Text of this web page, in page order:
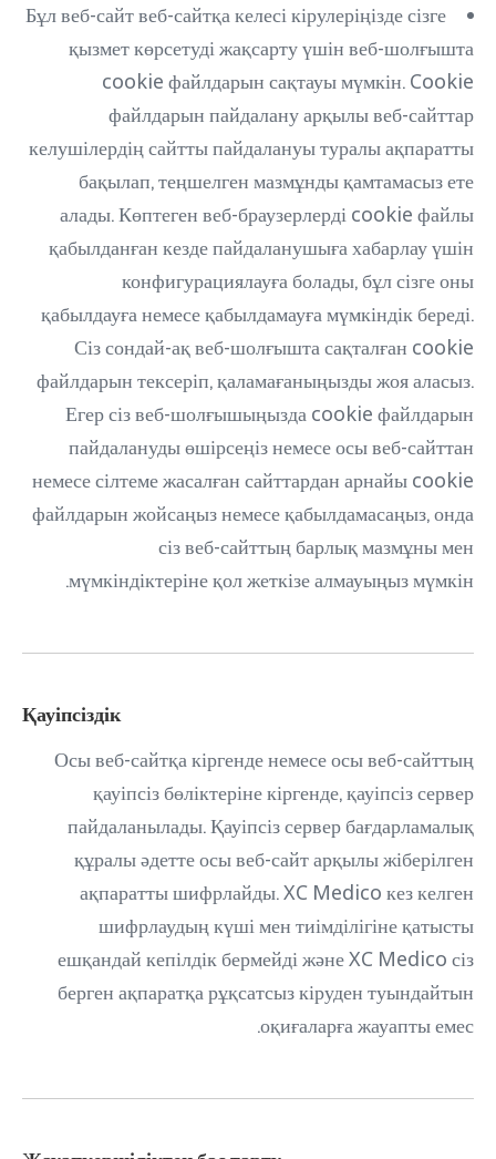
Бұл веб-сайт веб-сайтқа келесі кірулеріңізде сізге
қызмет көрсетуді жақсарту үшін веб-шолғышта
cookie файлдарын сақтауы мүмкін. Cookie
файлдарын пайдалану арқылы веб-сайттар
келушілердің сайтты пайдалануы туралы ақпаратты
бақылап, теңшелген мазмұнды қамтамасыз ете
алады. Көптеген веб-браузерлерді cookie файлы
қабылданған кезде пайдаланушыға хабарлау үшін
конфигурациялауға болады, бұл сізге оны
қабылдауға немесе қабылдамауға мүмкіндік береді.
Сіз сондай-ақ веб-шолғышта сақталған cookie
файлдарын тексеріп, қаламағаныңызды жоя аласыз.
Егер сіз веб-шолғышыңызда cookie файлдарын
пайдалануды өшірсеңіз немесе осы веб-сайттан
немесе сілтеме жасалған сайттардан арнайы cookie
файлдарын жойсаңыз немесе қабылдамасаңыз, онда
сіз веб-сайттың барлық мазмұны мен
мүмкіндіктеріне қол жеткізе алмауыңыз мүмкін.
Қауіпсіздік
Осы веб-сайтқа кіргенде немесе осы веб-сайттың
қауіпсіз бөліктеріне кіргенде, қауіпсіз сервер
пайдаланылады. Қауіпсіз сервер бағдарламалық
құралы әдетте осы веб-сайт арқылы жіберілген
ақпаратты шифрлайды. XC Medico кез келген
шифрлаудың күші мен тиімділігіне қатысты
ешқандай кепілдік бермейді және XC Medico сіз
берген ақпаратқа рұқсатсыз кіруден туындайтын
оқиғаларға жауапты емес.